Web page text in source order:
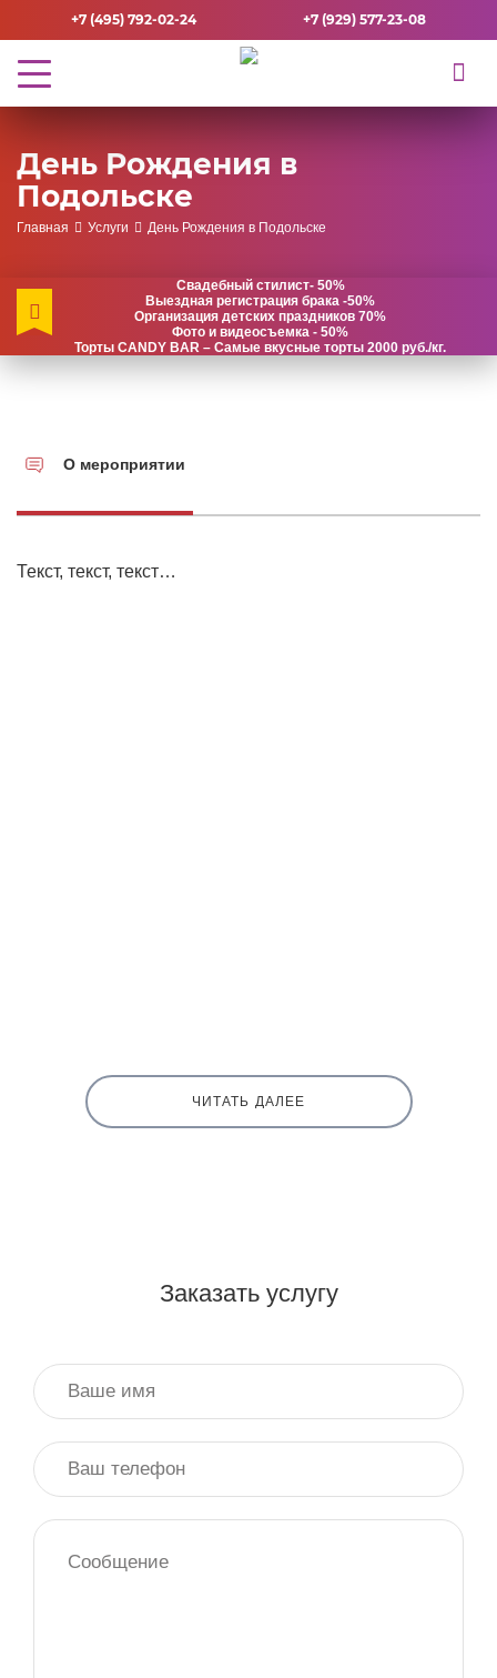
+7 (495) 792-02-24 +7 (929) 577-23-08
День Рождения в
Подольске
Главная Услуги День Рождения в Подольске
Свадебный стилист- 50%
Выездная регистрация брака -50%
Организация детских праздников 70%
Фото и видеосъемка - 50%
Торты CANDY BAR – Самые вкусные торты 2000 руб./кг.
О мероприятии
Текст, текст, текст…
ЧИТАТЬ ДАЛЕЕ
Заказать услугу